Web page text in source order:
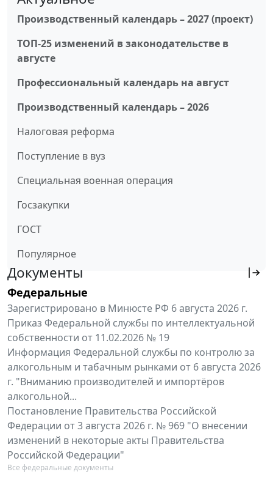
Производственный календарь – 2027 (проект)
ТОП-25 изменений в законодательстве в
августе
Профессиональный календарь на август
Производственный календарь – 2026
Налоговая реформа
Поступление в вуз
Специальная военная операция
Госзакупки
ГОСТ
Популярное
Документы
Федеральные
Зарегистрировано в Минюсте РФ 6 августа 2026 г.
Приказ Федеральной службы по интеллектуальной
собственности от 11.02.2026 № 19
Информация Федеральной службы по контролю за
алкогольным и табачным рынками от 6 августа 2026
г. "Вниманию производителей и импортёров
алкогольной...
Постановление Правительства Российской
Федерации от 3 августа 2026 г. № 969 "О внесении
изменений в некоторые акты Правительства
Российской Федерации"
Все федеральные документы